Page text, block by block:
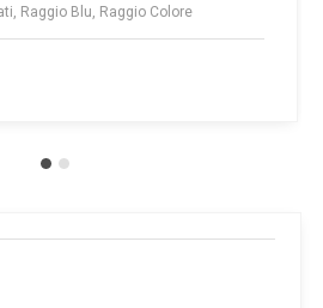
Raggio Blu, Raggio Colore